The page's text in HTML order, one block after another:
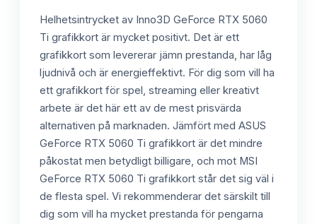
Helhetsintrycket av Inno3D GeForce RTX 5060
Ti grafikkort är mycket positivt. Det är ett
grafikkort som levererar jämn prestanda, har låg
ljudnivå och är energieffektivt. För dig som vill ha
ett grafikkort för spel, streaming eller kreativt
arbete är det här ett av de mest prisvärda
alternativen på marknaden. Jämfört med ASUS
GeForce RTX 5060 Ti grafikkort är det mindre
påkostat men betydligt billigare, och mot MSI
GeForce RTX 5060 Ti grafikkort står det sig väl i
de flesta spel. Vi rekommenderar det särskilt till
dig som vill ha mycket prestanda för pengarna